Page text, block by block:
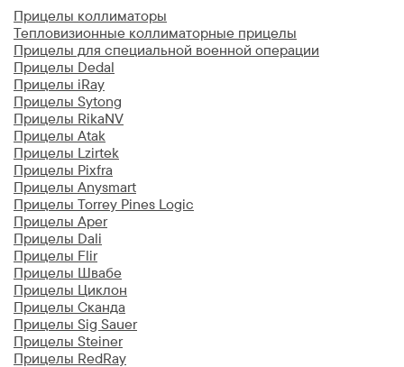
Прицелы коллиматоры
Тепловизионные коллиматорные прицелы
Прицелы для специальной военной операции
Прицелы Dedal
Прицелы iRay
Прицелы Sytong
Прицелы RikaNV
Прицелы Atak
Прицелы Lzirtek
Прицелы Pixfra
Прицелы Anysmart
Прицелы Torrey Pines Logic
Прицелы Aper
Прицелы Dali
Прицелы Flir
Прицелы Швабе
Прицелы Циклон
Прицелы Сканда
Прицелы Sig Sauer
Прицелы Steiner
Прицелы RedRay